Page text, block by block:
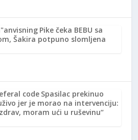
Pike čeka BEBU sa
Šakira potpuno slomljena
code Spasilac prekinuo
jer je morao na intervenciju:
moram ući u ruševinu“